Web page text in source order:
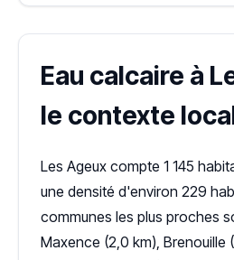
Eau calcaire à
le contexte
Les Ageux compte 1 145
une densité d'environ 229
communes les plus proches
Maxence (2,0 km), Brenouille